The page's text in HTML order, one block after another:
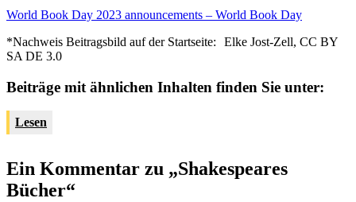
World Book Day 2023 announcements – World Book Day
*Nachweis Beitragsbild auf der Startseite:
Elke Jost-Zell, CC BY
SA DE 3.0
Beiträge mit ähnlichen Inhalten finden Sie unter:
Lesen
Ein Kommentar zu „Shakespeares
Bücher“